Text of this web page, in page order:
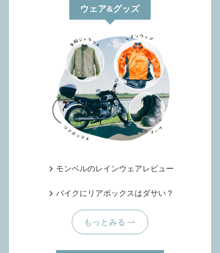
ウェア&グッズ
モンベルのレインウェアレビュー
バイクにリアボックスはダサい？
もっとみる